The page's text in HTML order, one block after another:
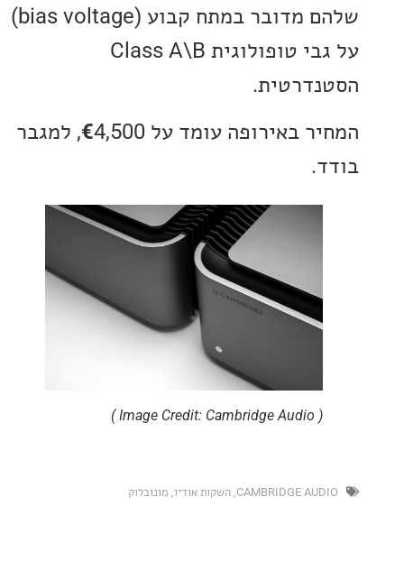
שלהם מדובר במתח קבוע (bias voltage)
על גבי טופולוגית Class A\B
באירופה עומד על
€4,500, למגבר
CAMBRIDGE
,השקות אודיו,מונובלוק